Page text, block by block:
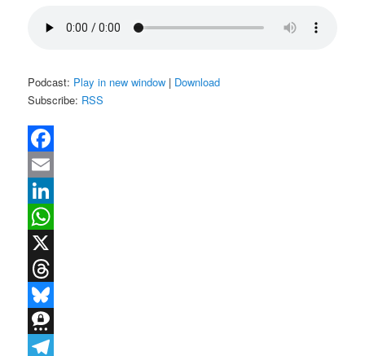
Podcast: Play in new window | Download
Subscribe: RSS
Facebook
Email
LinkedIn
WhatsApp
X
Threads
Bluesky
Threema